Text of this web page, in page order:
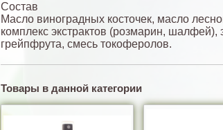
Состав
Масло виноградных косточек, масло
комплекс экстрактов (розмарин,
грейпфрута, смесь токоферолов.
Товары в данной категории